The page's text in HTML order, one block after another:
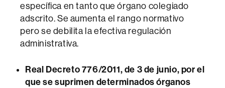
específica en tanto que órgano colegiado
adscrito. Se aumenta el rango normativo
pero se debilita la efectiva regulación
administrativa.
Real Decreto 776/2011, de 3 de junio, por el
que se suprimen determinados órganos